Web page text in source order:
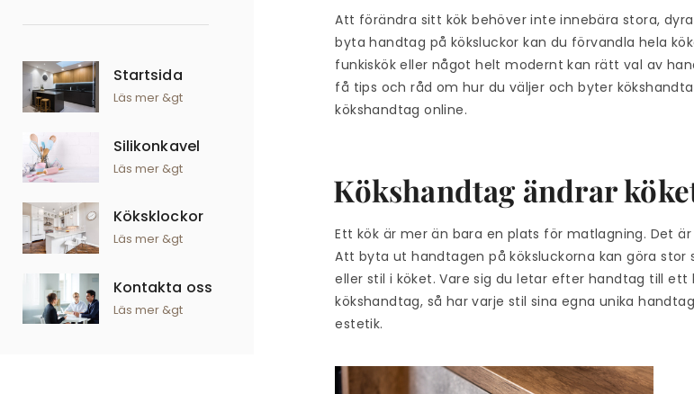
Startsida
Läs mer &gt
Silikonkavel
Läs mer &gt
Köksklockor
Läs mer &gt
Kontakta oss
Läs mer &gt
Att förändra sitt kök behöver inte innebära stora,
byta handtag på köksluckor kan du förvandla hela
funkiskök eller något helt modernt kan rätt val av
få tips och råd om hur du väljer och byter
kökshandtag online.
Kökshandtag ändrar
Ett kök är mer än bara en plats för matlagning. Det
Att byta ut handtagen på köksluckorna kan göra stor
eller stil i köket. Vare sig du letar efter handtag till
kökshandtag, så har varje stil sina egna unika
estetik.